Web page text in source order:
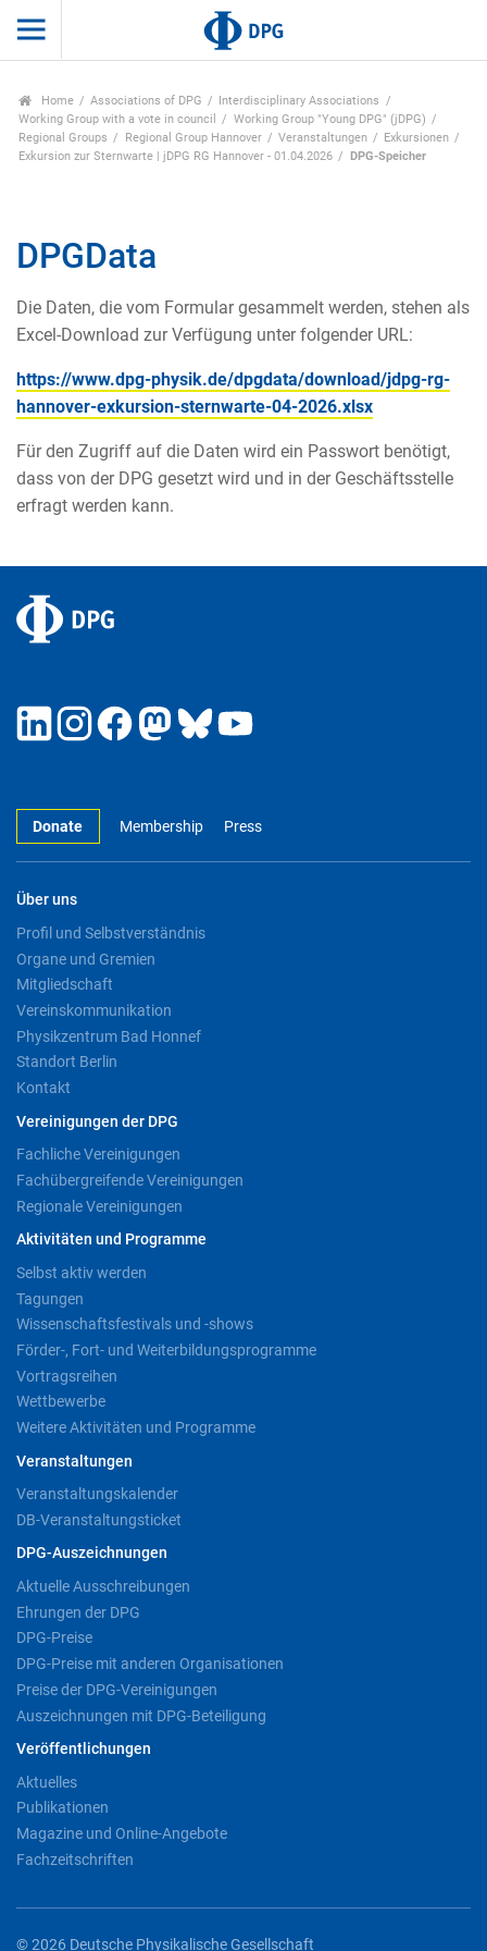
Home Associations of DPG
Interdisciplinary Associations
Working Group with a vote in council
Working Group "Young DPG" (jDPG)
Regional Groups
Regional Group Hannover Veranstaltungen
Exkursionen
Exkursion zur Sternwarte | jDPG RG Hannover - 01.04.2026
DPG-Speicher
DPGData
Die Daten, die vom Formular gesammelt werden, stehen als
Excel-Download zur Verfügung unter folgender URL:
https://www.dpg-physik.de/dpgdata/download/jdpg-rg-
hannover-exkursion-sternwarte-04-2026.xlsx
Für den Zugriff auf die Daten wird ein Passwort benötigt,
dass von der DPG gesetzt wird und in der Geschäftsstelle
erfragt werden kann.
Donate Membership Press
Über uns
Profil und Selbstverständnis
Organe und Gremien
Mitgliedschaft
Vereinskommunikation
Physikzentrum Bad Honnef
Standort Berlin
Kontakt
Vereinigungen der DPG
Fachliche Vereinigungen
Fachübergreifende Vereinigungen
Regionale Vereinigungen
Aktivitäten und Programme
Selbst aktiv werden
Tagungen
Wissenschaftsfestivals und -shows
Förder-, Fort- und Weiterbildungsprogramme
Vortragsreihen
Wettbewerbe
Weitere Aktivitäten und Programme
Veranstaltungen
Veranstaltungskalender
DB-Veranstaltungsticket
DPG-Auszeichnungen
Aktuelle Ausschreibungen
Ehrungen der DPG
DPG-Preise
DPG-Preise mit anderen Organisationen
Preise der DPG-Vereinigungen
Auszeichnungen mit DPG-Beteiligung
Veröffentlichungen
Aktuelles
Publikationen
Magazine und Online-Angebote
Fachzeitschriften
© 2026 Deutsche Physikalische Gesellschaft